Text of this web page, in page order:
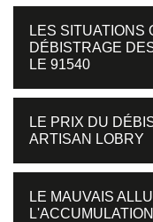
LES SITUATIONS
DÉBISTRAGE
LE 91540
LE PRIX DU
ARTISAN LOBRY
LE MAUVAIS